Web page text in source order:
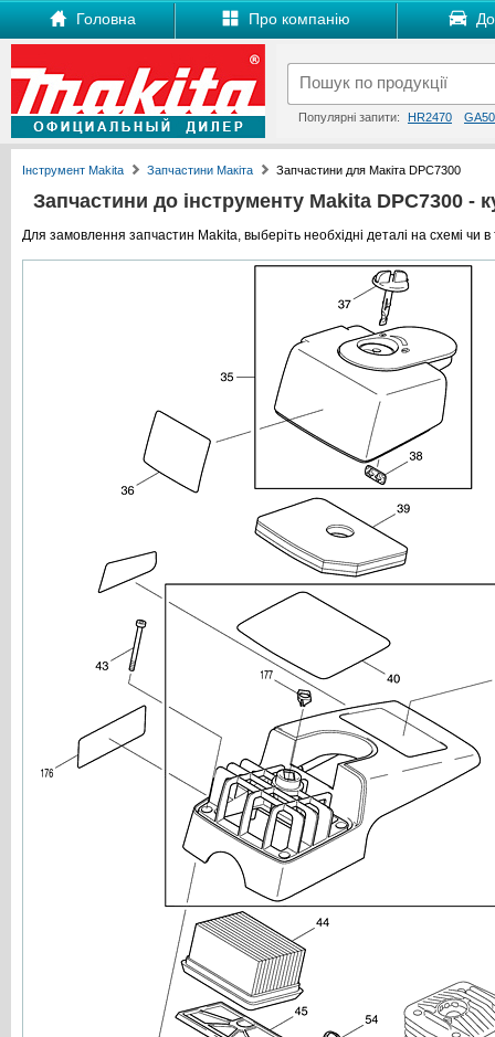
Головна Про компанію
Популярні запити: HR2470
Інструмент Makita Запчастини Макіта Запчастини для Макіта DPC7300
Запчастини до інструменту Makita DPC7300 -
Для замовлення запчастин Makita, выберіть необхідні деталі на схемі чи в